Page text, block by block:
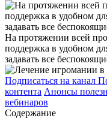
На протяжении всей
поддержка в удобном
задавать все
Подписаться на канал
контента Анонсы
вебинаров
Содержание